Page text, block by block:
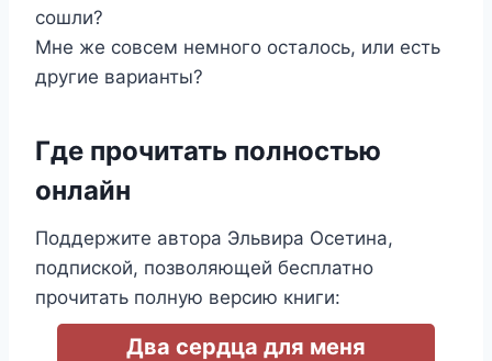
сошли?
Мне же совсем немного осталось, или есть
другие варианты?
Где прочитать полностью
онлайн
Поддержите автора Эльвира Осетина,
подпиской, позволяющей бесплатно
прочитать полную версию книги:
Два сердца для меня